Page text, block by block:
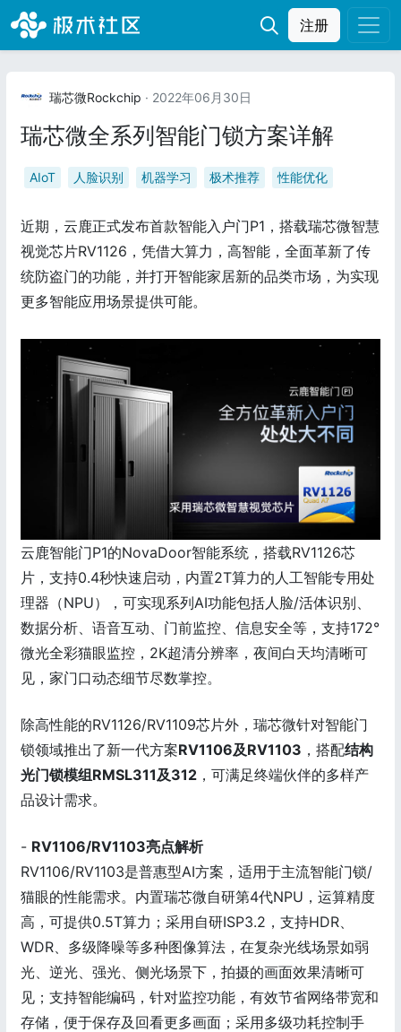
注册
瑞芯微Rockchip · 2022年06月30日
瑞芯微全系列智能门锁方案详解
AIoT 人脸识别 机器学习 极术推荐 性能优化
近期，云鹿正式发布首款智能入户门P1，搭载瑞芯微智慧
视觉芯片RV1126，凭借大算力，高智能，全面革新了传
统防盗门的功能，并打开智能家居新的品类市场，为实现
更多智能应用场景提供可能。
云鹿智能门P1的NovaDoor智能系统，搭载RV1126芯
片，支持0.4秒快速启动，内置2T算力的人工智能专用处
理器（NPU），可实现系列AI功能包括人脸/活体识别、
数据分析、语音互动、门前监控、信息安全等，支持172°
微光全彩猫眼监控，2K超清分辨率，夜间白天均清晰可
见，家门口动态细节尽数掌控。
除高性能的RV1126/RV1109芯片外，瑞芯微针对智能门
锁领域推出了新一代方案RV1106及RV1103 ，搭配结构
光门锁模组RMSL311及312 ，可满足终端伙伴的多样产
品设计需求。
- RV1106/RV1103亮点解析
RV1106/RV1103是普惠型AI方案，适用于主流智能门锁/
猫眼的性能需求。内置瑞芯微自研第4代NPU，运算精度
高，可提供0.5T算力；采用自研ISP3.2，支持HDR、
WDR、多级降噪等多种图像算法，在复杂光线场景如弱
光、逆光、强光、侧光场景下，拍摄的画面效果清晰可
见；支持智能编码，针对监控功能，有效节省网络带宽和
存储，便于保存及回看更多画面；采用多级功耗控制手